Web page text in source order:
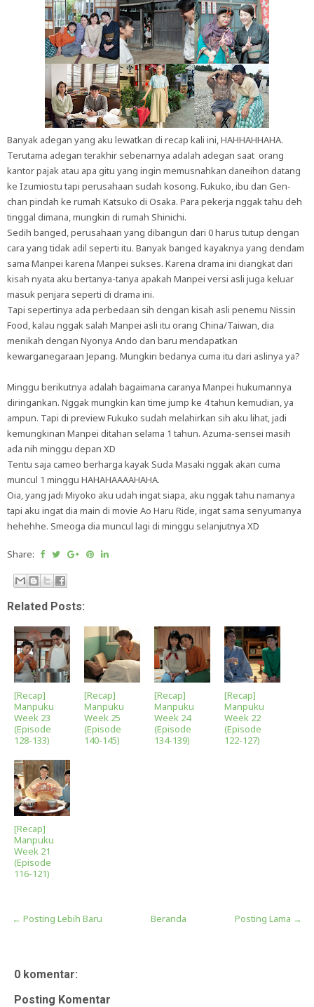
Banyak adegan yang aku lewatkan di recap kali ini, HAHHAHHAHA.
Terutama adegan terakhir sebenarnya adalah adegan saat orang
kantor pajak atau apa gitu yang ingin memusnahkan daneihon datang
ke Izumiostu tapi perusahaan sudah kosong. Fukuko, ibu dan Gen-
chan pindah ke rumah Katsuko di Osaka. Para pekerja nggak tahu deh
tinggal dimana, mungkin di rumah Shinichi.
Sedih banged, perusahaan yang dibangun dari 0 harus tutup dengan
cara yang tidak adil seperti itu. Banyak banged kayaknya yang dendam
sama Manpei karena Manpei sukses. Karena drama ini diangkat dari
kisah nyata aku bertanya-tanya apakah Manpei versi asli juga keluar
masuk penjara seperti di drama ini.
Tapi sepertinya ada perbedaan sih dengan kisah asli penemu Nissin
Food, kalau nggak salah Manpei asli itu orang China/Taiwan, dia
menikah dengan Nyonya Ando dan baru mendapatkan
kewarganegaraan Jepang. Mungkin bedanya cuma itu dari aslinya ya?
Minggu berikutnya adalah bagaimana caranya Manpei hukumannya
diringankan. Nggak mungkin kan time jump ke 4 tahun kemudian, ya
ampun. Tapi di preview Fukuko sudah melahirkan sih aku lihat, jadi
kemungkinan Manpei ditahan selama 1 tahun. Azuma-sensei masih
ada nih minggu depan XD
Tentu saja cameo berharga kayak Suda Masaki nggak akan cuma
muncul 1 minggu HAHAHAAAAHAHA.
Oia, yang jadi Miyoko aku udah ingat siapa, aku nggak tahu namanya
tapi aku ingat dia main di movie Ao Haru Ride, ingat sama senyumanya
hehehhe. Smeoga dia muncul lagi di minggu selanjutnya XD
Share:
Related Posts:
[Recap]
Manpuku
Week 23
(Episode
128-133)
[Recap]
Manpuku
Week 25
(Episode
140-145)
[Recap]
Manpuku
Week 24
(Episode
134-139)
[Recap]
Manpuku
Week 22
(Episode
122-127)
[Recap]
Manpuku
Week 21
(Episode
116-121)
← Posting Lebih Baru Posting Lama →
Beranda
0 komentar:
Posting Komentar